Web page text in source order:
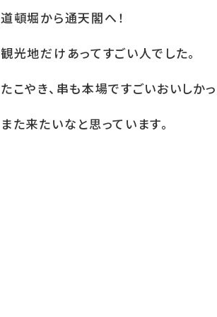
道頓堀から通天閣へ！
観光地だけあってすごい人でした。
たこやき、串も本場ですごいおいしか
また来たいなと思っています。